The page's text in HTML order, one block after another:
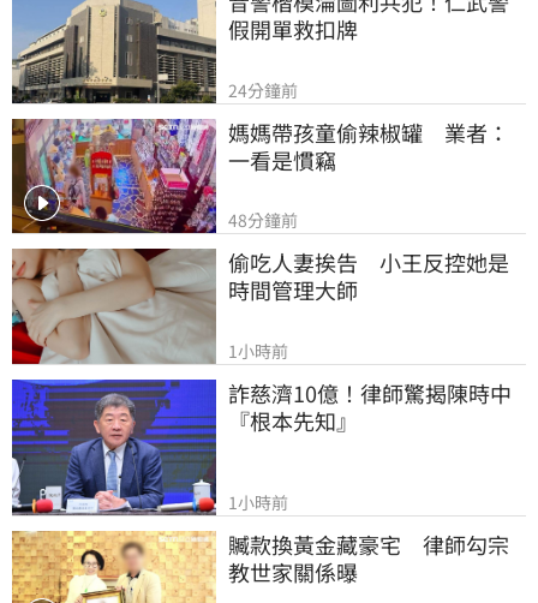
假開單救扣牌
24分鐘前
媽媽帶孩童偷辣椒罐　業者：
一看是慣竊
48分鐘前
偷吃人妻挨告　小王反控她是
時間管理大師
1小時前
詐慈濟10億！律師驚揭陳時中
『根本先知』
1小時前
贓款換黃金藏豪宅　律師勾宗
教世家關係曝